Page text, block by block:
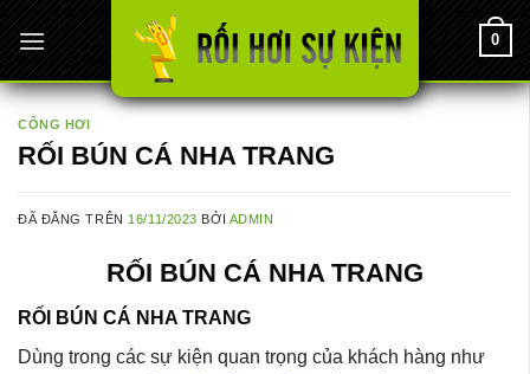
Chuyển
đến
nội
dung
0
CỔNG HƠI
RỐI BÚN CÁ NHA TRANG
ĐÃ ĐĂNG TRÊN 16/11/2023 BỞI ADMIN
RỐI BÚN CÁ NHA TRANG
RỐI BÚN CÁ NHA TRANG
Dùng trong các sự kiện quan trọng của khách hàng như